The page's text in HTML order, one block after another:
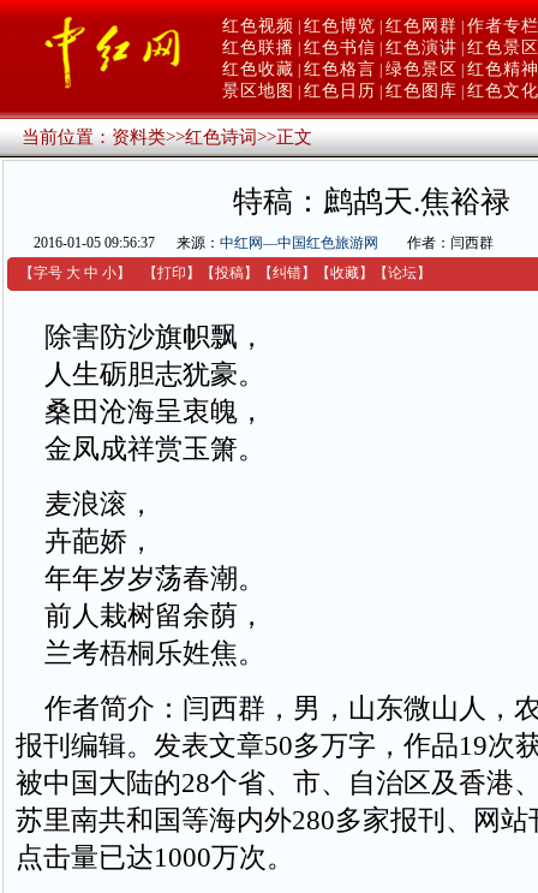
红色视频 红色博览 红色网群 作者专栏
红色联播 红色书信 红色演讲 红色景区
红色收藏 红色格言 绿色景区
红色精神
景区地图
红色日历 红色图库 红色文化
当前位置：资料类>>红色诗词>>正文
特稿：鹧鸪天.焦裕禄
2016-01-05 09:56:37 来源： 中红网—中国红色旅游网
作者：闫西群
【字号 大 中 小】 【打印 】 【投稿】 【纠错】 【收藏】 【论坛】
除害防沙旗帜飘，
人生砺胆志犹豪。
桑田沧海呈衷魄，
金凤成祥赏玉箫。
麦浪滚，
卉葩娇，
年年岁岁荡春潮。
前人栽树留余荫，
兰考梧桐乐姓焦。
作者简介：闫西群，男，山东微山人，
报刊编辑。发表文章50多万字，作品19次
被中国大陆的28个省、市、自治区及香港
苏里南共和国等海内外280多家报刊、网
点击量已达1000万次。